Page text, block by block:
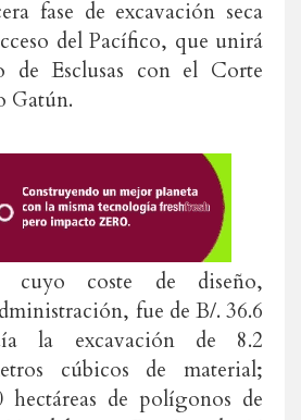
fase de excavación seca
del Pacífico, que unirá
de Esclusas con el Corte
Gatún.
cuyo coste de diseño,
fue de B/. 36.6
la excavación de 8.2
cúbicos de material;
hectáreas de polígonos de